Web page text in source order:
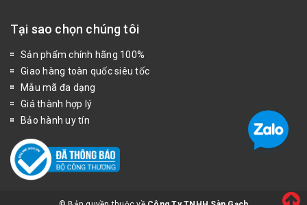
Tại sao chọn chúng tôi
Sản phẩm chính hãng 100%
Giao hàng toàn quốc siêu tốc
Mẫu mã đa dạng
Giá thành hợp lý
Bảo hành uy tín